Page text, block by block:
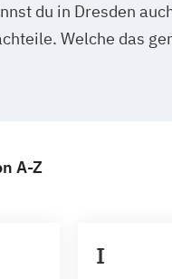
du in Dresden
Welche das
A-Z
I